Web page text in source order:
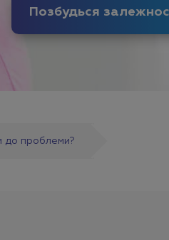
Позбудься
до проблеми?